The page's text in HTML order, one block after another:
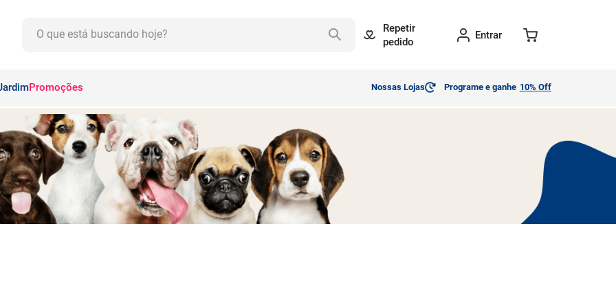
Repetir
pedido
Entrar
Promoções Nossas Lojas Programe e ganhe 10% Off